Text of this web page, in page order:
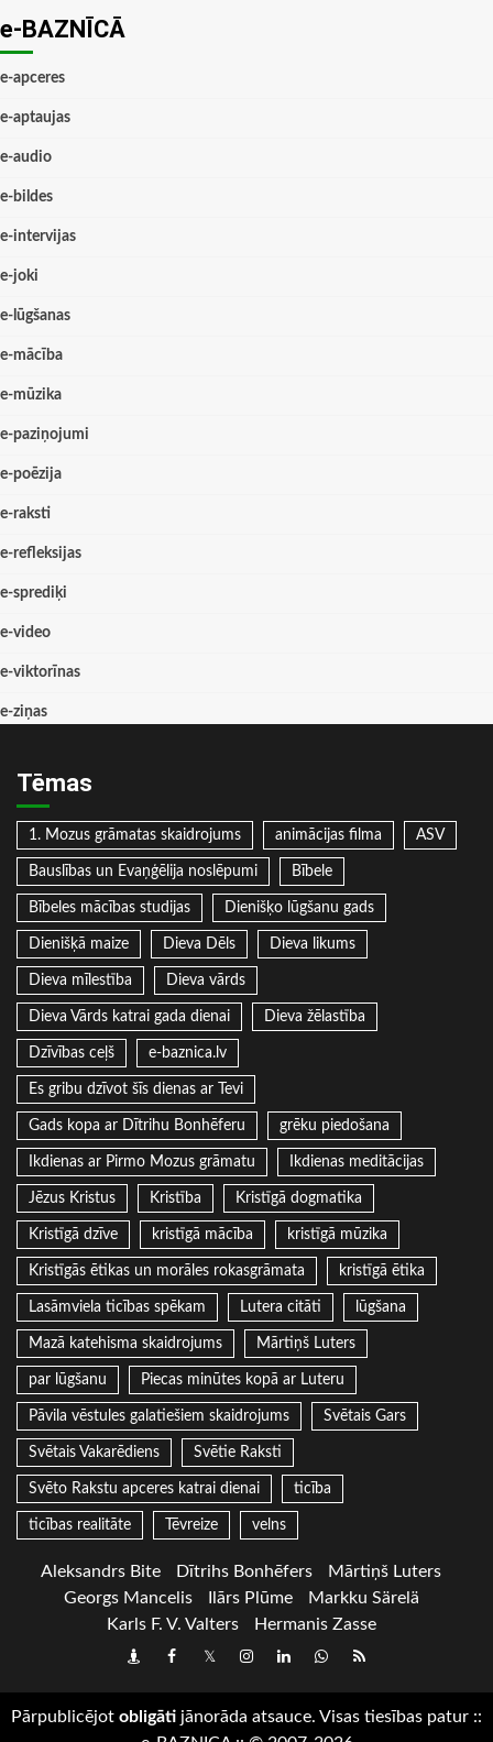
e-BAZNĪCĀ
e-apceres
e-aptaujas
e-audio
e-bildes
e-intervijas
e-joki
e-lūgšanas
e-mācība
e-mūzika
e-paziņojumi
e-poēzija
e-raksti
e-refleksijas
e-sprediķi
e-video
e-viktorīnas
e-ziņas
Tēmas
1. Mozus grāmatas skaidrojums animācijas filma ASV
Bauslības un Evaņģēlija noslēpumi Bībele
Bībeles mācības studijas Dienišķo lūgšanu gads
Dienišķā maize Dieva Dēls Dieva likums
Dieva mīlestība Dieva vārds
Dieva Vārds katrai gada dienai Dieva žēlastība
Dzīvības ceļš e-baznica.lv
Es gribu dzīvot šīs dienas ar Tevi
Gads kopa ar Dītrihu Bonhēferu grēku piedošana
Ikdienas ar Pirmo Mozus grāmatu Ikdienas meditācijas
Jēzus Kristus Kristība Kristīgā dogmatika
Kristīgā dzīve kristīgā mācība kristīgā mūzika
Kristīgās ētikas un morāles rokasgrāmata kristīgā ētika
Lasāmviela ticības spēkam Lutera citāti lūgšana
Mazā katehisma skaidrojums Mārtiņš Luters
par lūgšanu Piecas minūtes kopā ar Luteru
Pāvila vēstules galatiešiem skaidrojums Svētais Gars
Svētais Vakarēdiens Svētie Raksti
Svēto Rakstu apceres katrai dienai ticība
ticības realitāte Tēvreize velns
Aleksandrs Bite Dītrihs Bonhēfers
Mārtiņš Luters
Georgs Mancelis
Ilārs Plūme
Markku Särelä
Karls F. V. Valters
Hermanis Zasse
DraugiemFacebook
TwitterInstagram
LinkedInwhatsapp
RSS
Pārpublicējot obligāti jānorāda atsauce. Visas tiesības patur ::